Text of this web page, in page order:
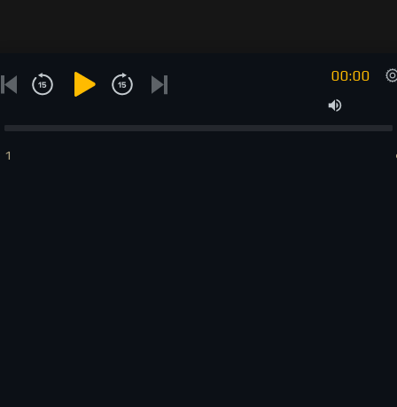
00:00
1